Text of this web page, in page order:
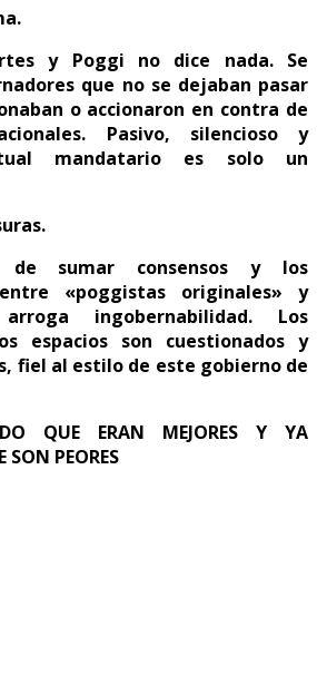
y Poggi no dice nada. Se
que no se dejaban pasar
o accionaron en contra de
Pasivo, silencioso y
mandatario es solo un
de sumar consensos y los
«poggistas originales» y
ingobernabilidad. Los
espacios son cuestionados y
fiel al estilo de este gobierno de
QUE ERAN MEJORES Y YA
SON PEORES